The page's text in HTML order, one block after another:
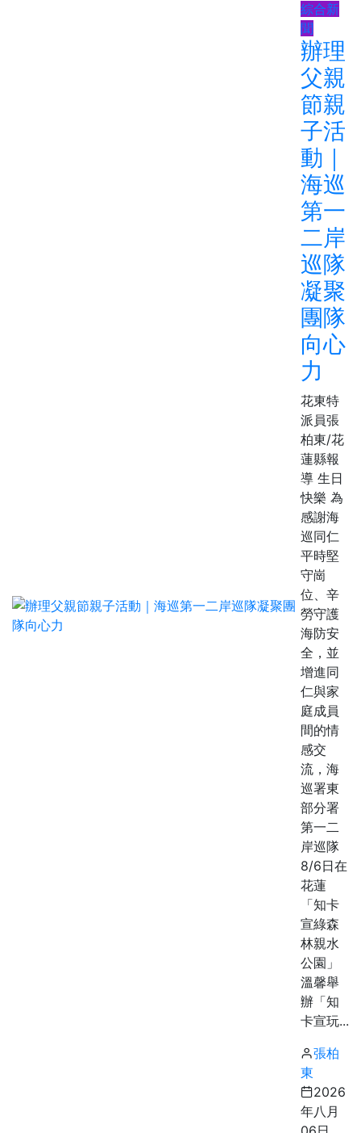
綜合新
聞
辦理
父親
節親
子活
動｜
海巡
第一
二岸
巡隊
凝聚
團隊
向心
力
花東特
派員張
柏東/花
蓮縣報
導 生日
快樂 為
感謝海
巡同仁
平時堅
守崗
位、辛
勞守護
海防安
全，並
增進同
仁與家
庭成員
間的情
感交
流，海
巡署東
部分署
第一二
岸巡隊
8/6日在
花蓮
「知卡
宣綠森
林親水
公園」
溫馨舉
辦「知
卡宣玩...
張柏
東
2026
年八月